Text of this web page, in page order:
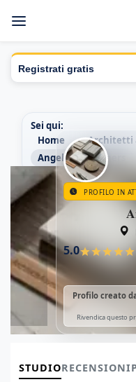
Registrati gratis
Sei qui:
Home
Architetti
Angelini e Partners
PROFILO IN
Angelini e
5.0
Profilo creato
Rivendica questo
STUDIORECENSIONI